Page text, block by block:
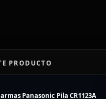
PRODUCTO
Panasonic Pila CR1123A